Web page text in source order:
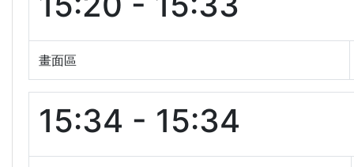
畫面區
15:34 - 15:34